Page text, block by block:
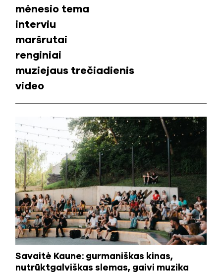
Savaitė Kaune: gurmaniškas kinas,
nutrūktgalviškas slemas, gaivi muzika
mėnesio tema
interviu
maršrutai
renginiai
muziejaus trečiadienis
video